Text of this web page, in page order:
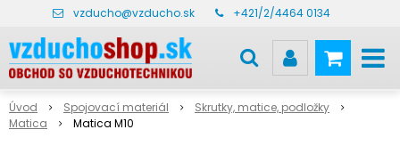
vzducho@vzducho.sk +421/2/4464 0134
Úvod Spojovací materiál
Skrutky, matice, podložky
Matica
Matica M10